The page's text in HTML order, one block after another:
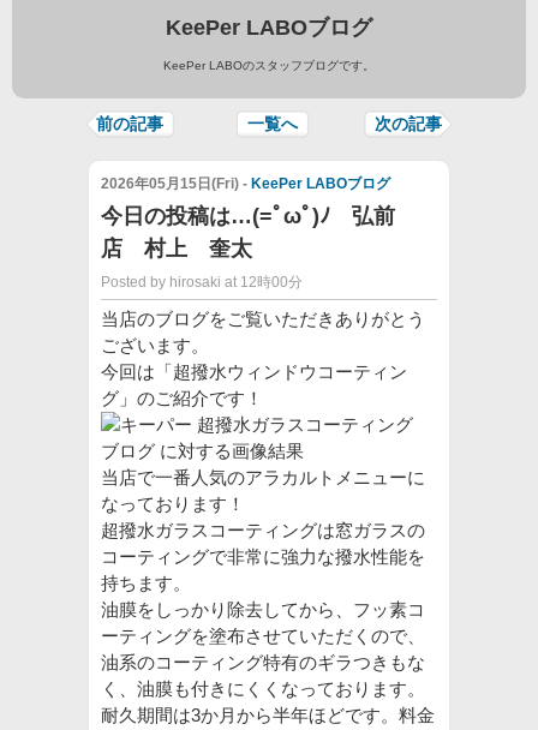
KeePer LABOブログ
KeePer LABOのスタッフブログです。
前の記事 一覧へ 次の記事
2026年05月15日(Fri) - KeePer LABOブログ
今日の投稿は…(=ﾟωﾟ)ﾉ 弘前
店 村上 奎太
Posted by hirosaki at 12時00分
当店のブログをご覧いただきありがとう
ございます。
今回は「超撥水ウィンドウコーティン
グ」のご紹介です！
当店で一番人気のアラカルトメニューに
なっております！
超撥水ガラスコーティングは窓ガラスの
コーティングで非常に強力な撥水性能を
持ちます。
油膜をしっかり除去してから、フッ素コ
ーティングを塗布させていただくので、
油系のコーティング特有のギラつきもな
く、油膜も付きにくくなっております。
耐久期間は3か月から半年ほどです。料金